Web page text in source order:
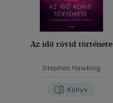
Az idő rövid története
Stephen Hawking
Könyv